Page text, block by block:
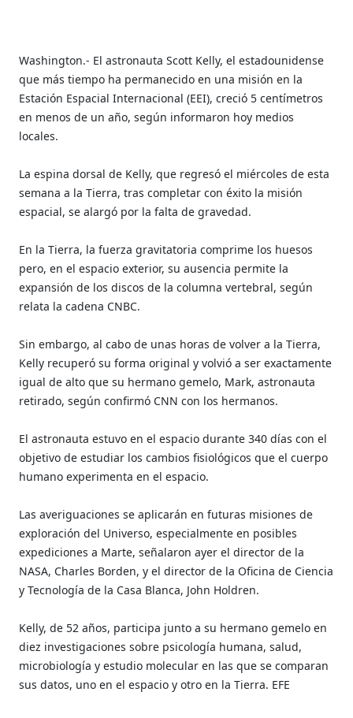
Washington.- El astronauta Scott Kelly, el estadounidense
que más tiempo ha permanecido en una misión en la
Estación Espacial Internacional (EEI), creció 5 centímetros
en menos de un año, según informaron hoy medios
locales.
La espina dorsal de Kelly, que regresó el miércoles de esta
semana a la Tierra, tras completar con éxito la misión
espacial, se alargó por la falta de gravedad.
En la Tierra, la fuerza gravitatoria comprime los huesos
pero, en el espacio exterior, su ausencia permite la
expansión de los discos de la columna vertebral, según
relata la cadena CNBC.
Sin embargo, al cabo de unas horas de volver a la Tierra,
Kelly recuperó su forma original y volvió a ser exactamente
igual de alto que su hermano gemelo, Mark, astronauta
retirado, según confirmó CNN con los hermanos.
El astronauta estuvo en el espacio durante 340 días con el
objetivo de estudiar los cambios fisiológicos que el cuerpo
humano experimenta en el espacio.
Las averiguaciones se aplicarán en futuras misiones de
exploración del Universo, especialmente en posibles
expediciones a Marte, señalaron ayer el director de la
NASA, Charles Borden, y el director de la Oficina de Ciencia
y Tecnología de la Casa Blanca, John Holdren.
Kelly, de 52 años, participa junto a su hermano gemelo en
diez investigaciones sobre psicología humana, salud,
microbiología y estudio molecular en las que se comparan
sus datos, uno en el espacio y otro en la Tierra. EFE